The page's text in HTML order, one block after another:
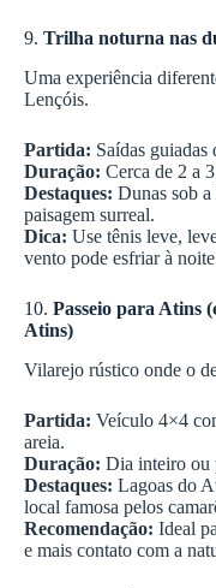
9. Trilha noturna nas
Uma experiência
Lençóis.
Partida: Saídas
Duração: Cerca de 2 a
Destaques: Dunas sob
paisagem surreal.
Dica: Use tênis leve,
vento pode esfriar à
10. Passeio para Atins
Atins)
Vilarejo rústico onde o
Partida: Veículo 4×4
areia.
Duração: Dia inteiro ou
Destaques: Lagoas do
local famosa pelos
Recomendação: Ideal
e mais contato com a